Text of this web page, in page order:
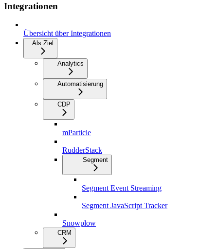
Integrationen
Übersicht über Integrationen
Als Ziel
Analytics
Automatisierung
CDP
mParticle
RudderStack
Segment
Segment Event Streaming
Segment JavaScript Tracker
Snowplow
CRM